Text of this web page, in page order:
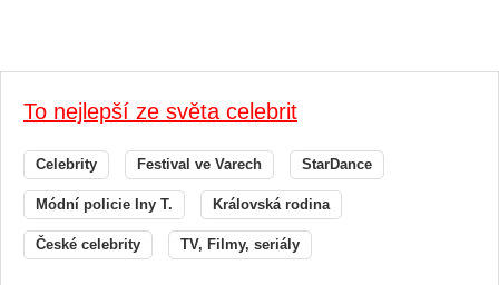
To nejlepší ze světa celebrit
Celebrity Festival ve Varech StarDance
Módní policie Iny T. Královská rodina
České celebrity TV, Filmy, seriály